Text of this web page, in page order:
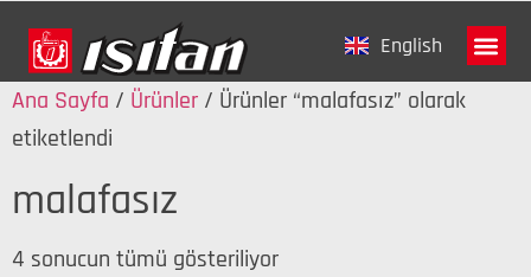
English
Ana Sayfa / Ürünler / Ürünler “malafasız” olarak
etiketlendi
malafasız
4 sonucun tümü gösteriliyor